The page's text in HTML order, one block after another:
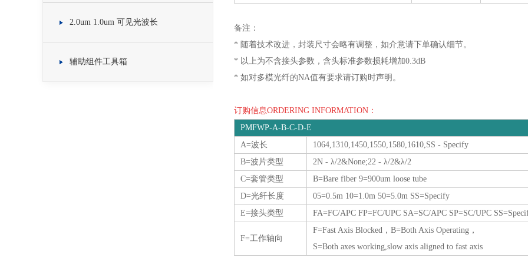
2.0um 1.0um 可见光波长
辅助组件工具箱
备注：
* 随着技术改进，封装尺寸会略有调整，如介意请下单确认细节。
* 以上为不含接头参数，含头标准参数损耗增加0.3dB
* 如对多模光纤的NA值有要求请订购时声明。
订购信息ORDERING INFORMATION：
PMFWP-A-B-C-D-E
A=波长
1064,1310,1450,1550,1580,1610,SS - Specify
B=波片类型
2N - λ/2&None;22 - λ/2&λ/2
C=套管类型
B=Bare fiber 9=900um loose tube
D=光纤长度
05=0.5m 10=1.0m 50=5.0m SS=Specify
E=接头类型
FA=FC/APC FP=FC/UPC SA=SC/APC SP=SC/UPC
F=工作轴向
F=Fast Axis Blocked，B=Both Axis Operating，
S=Both axes working,slow axis aligned to fast axis